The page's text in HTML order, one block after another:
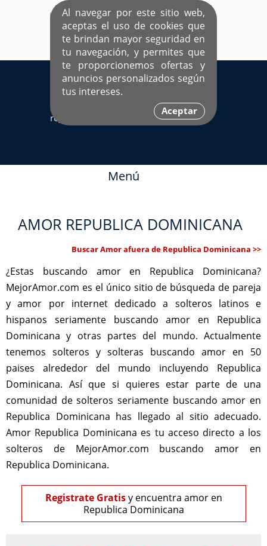
Al navegar por este sitio web,
aceptas el uso de cookies que
te brindan mayor seguridad en
tu navegación, y permites que
te proporcionemos ofertas y
anuncios personalizados según
tus intereses.
Aceptar
EL ÚNICO SITIO DEDICADO A SOLTEROS
HISPANOS COMO TÚ
Ingresa aquí
Sí ya estás
registrado
Menú
AMOR REPUBLICA DOMINICANA
Buscar Amor afuera de Republica Dominicana >>
¿Estas buscando amor en Republica Dominicana?
MejorAmor.com es el único sitio de búsqueda de pareja
y amor por internet dedicado a solteros latinos e
hispanos seriamente buscando amor en Republica
Dominicana y otras partes del mundo. Actualmente
tenemos solteros y solteras buscando amor en 50
paises alrededor del mundo incluyendo Republica
Dominicana. Así que si quieres estar parte de una
comunidad de solteros seriamente buscando amor en
Republica Dominicana has llegado al sitio adecuado.
Amor Republica Dominicana es tu acceso directo a los
solteros de MejorAmor.com buscando amor en
Republica Dominicana.
Registrate Gratisy encuentra amor en
Republica Dominicana